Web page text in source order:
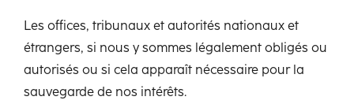
Les offices, tribunaux et autorités nationaux et
étrangers, si nous y sommes légalement obligés ou
autorisés ou si cela apparaît nécessaire pour la
sauvegarde de nos intérêts.